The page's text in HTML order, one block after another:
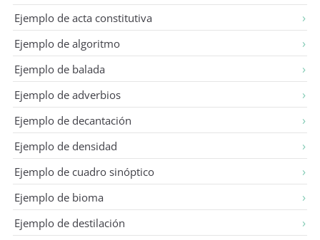
Ejemplo de acta constitutiva
Ejemplo de algoritmo
Ejemplo de balada
Ejemplo de adverbios
Ejemplo de decantación
Ejemplo de densidad
Ejemplo de cuadro sinóptico
Ejemplo de bioma
Ejemplo de destilación